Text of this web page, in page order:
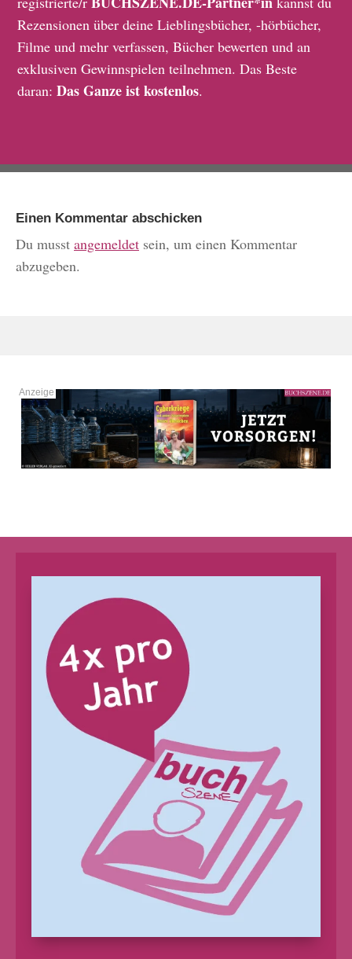
Rezensionen über deine Lieblingsbücher, -hörbücher,
Filme und mehr verfassen, Bücher bewerten und an
exklusiven Gewinnspielen teilnehmen. Das Beste
daran:Das Ganze ist kostenlos.
Einen Kommentar abschicken
Du musst angemeldet sein, um einen Kommentar
abzugeben.